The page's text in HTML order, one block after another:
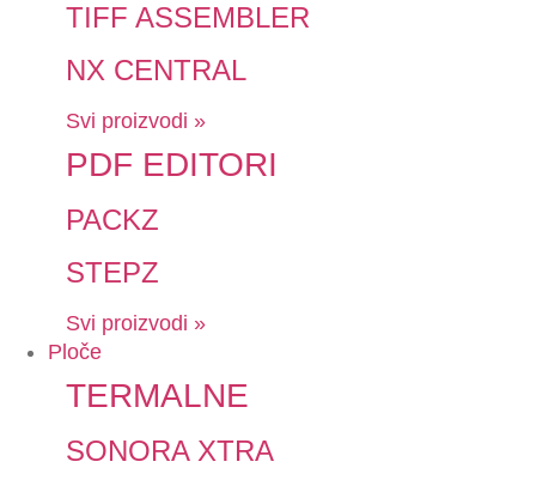
TIFF ASSEMBLER
NX CENTRAL
Svi proizvodi »
PDF EDITORI
PACKZ
STEPZ
Svi proizvodi »
Ploče
TERMALNE
SONORA XTRA